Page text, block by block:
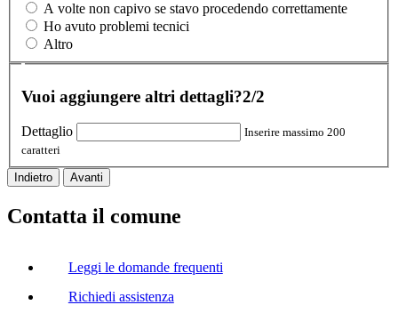
A volte non capivo se stavo procedendo correttamente
Ho avuto problemi tecnici
Altro
Vuoi aggiungere altri dettagli?2/2
Dettaglio
Inserire massimo 200
caratteri
Indietro Avanti
Contatta il comune
Leggi le domande frequenti
Richiedi assistenza